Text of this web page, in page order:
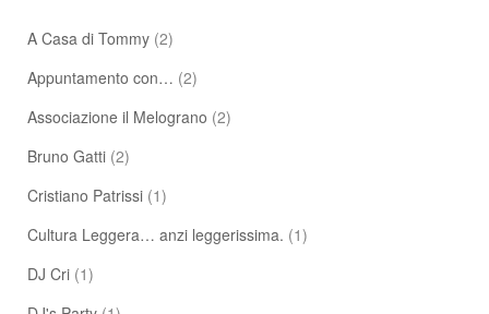
A Casa di Tommy (2)
Appuntamento con… (2)
Associazione il Melograno (2)
Bruno Gatti (2)
Cristiano Patrissi (1)
Cultura Leggera… anzi leggerissima. (1)
DJ Cri (1)